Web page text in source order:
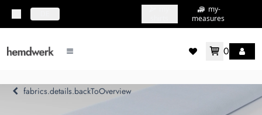
my-
measures
mainMenu.menu 0
fabrics.details.backToOverview